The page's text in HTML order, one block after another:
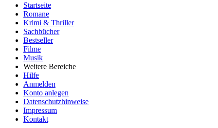
Startseite
Romane
Krimi & Thriller
Sachbücher
Bestseller
Filme
Musik
Weitere Bereiche
Hilfe
Anmelden
Konto anlegen
Datenschutzhinweise
Impressum
Kontakt